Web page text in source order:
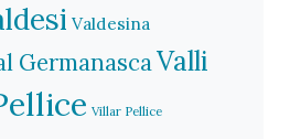
Valdesina
GermanascaValli
Villar Pellice